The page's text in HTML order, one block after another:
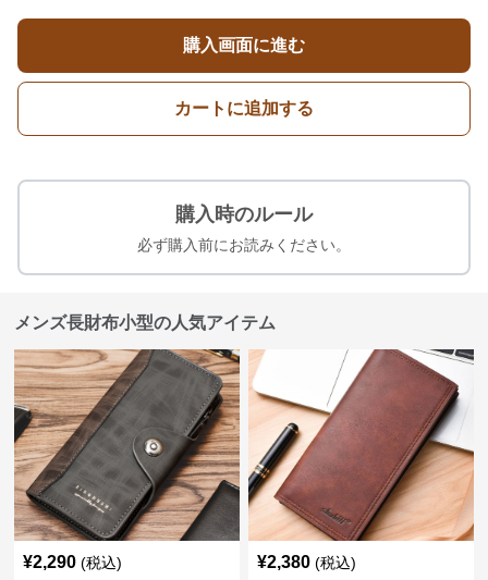
購入画面に進む
カートに追加する
購入時のルール
必ず購入前にお読みください。
メンズ長財布小型の人気アイテム
¥2,290 (税込) ¥2,380 (税込)